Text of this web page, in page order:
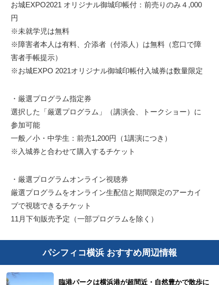
お城EXPO2021 オリジナル御城印帳付：前売りのみ４,000
円
※未就学児は無料
※障害者本人は有料、介添者（付添人）は無料（窓口で障
害者手帳提示）
※お城EXPO 2021オリジナル御城印帳付入城券は数量限定
・厳選プログラム指定券
選択した「厳選プログラム」（講演会、トークショー）に
参加可能
一般／小・中学生：前売1,200円（1講演につき）
※入城券と合わせて購入するチケット
・厳選プログラムオンライン視聴券
厳選プログラムをオンライン生配信と期間限定のアーカイ
ブで視聴できるチケット
11月下旬販売予定（一部プログラムを除く）
パシフィコ横浜 おすすめ周辺情報
臨港パークは横浜港が超間近・自然豊かで散歩に